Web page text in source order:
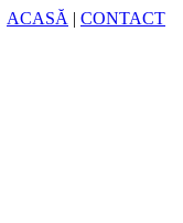
ACASĂ | CONTACT